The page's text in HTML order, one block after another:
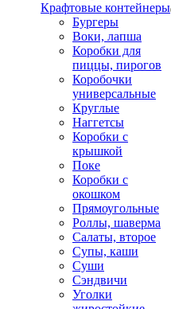
Крафтовые контейнеры
Бургеры
Воки, лапша
Коробки для
пиццы, пирогов
Коробочки
универсальные
Круглые
Наггетсы
Коробки с
крышкой
Поке
Коробки с
окошком
Прямоугольные
Роллы, шаверма
Салаты, второе
Супы, каши
Суши
Сэндвичи
Уголки